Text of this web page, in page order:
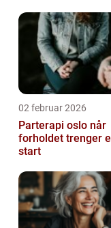
02 februar 2026
Parterapi oslo når
forholdet trenger
start